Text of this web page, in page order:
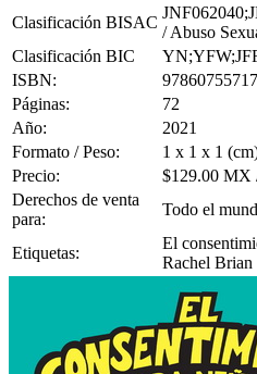
Clasificación BISAC
/ Abuso
Clasificación BIC
ISBN:
Páginas:
72
Año:
2021
Formato / Peso:
1 x 1 x 1
Precio:
$129.00 MX
Derechos de venta
para:
Todo el
Etiquetas:
El
Rachel Brian